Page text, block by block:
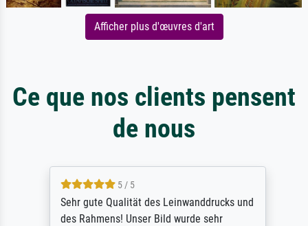
Afficher plus d'œuvres d'art
Ce que nos clients pensent
de nous
5 / 5
Sehr gute Qualität des Leinwanddrucks und
des Rahmens! Unser Bild wurde sehr